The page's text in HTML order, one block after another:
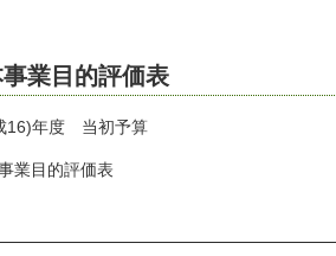
業目的評価表
16)年度 当初予算
業目的評価表